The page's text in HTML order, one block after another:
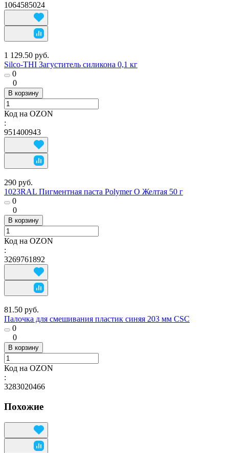
1064585024
1 129.50 руб.
Silco-THI Загуститель силикона 0,1 кг
0
0
В корзину
Код на OZON
:
951400943
290 руб.
1023RAL Пигментная паста Polymer O Желтая 50 г
0
0
В корзину
Код на OZON
:
3269761892
81.50 руб.
Палочка для смешивания пластик синяя 203 мм CSC
0
0
В корзину
Код на OZON
:
3283020466
Похожие